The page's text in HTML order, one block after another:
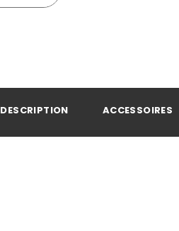
DESCRIPTION ACCESSOIRES